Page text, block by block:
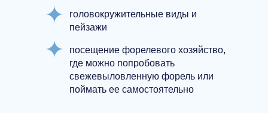
головокружительные виды и
пейзажи
посещение форелевого хозяйство,
где можно попробовать
свежевыловленную форель или
поймать ее самостоятельно